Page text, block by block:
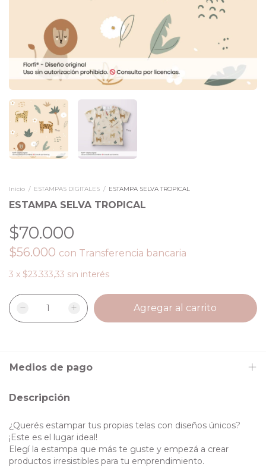
Inicio / ESTAMPAS DIGITALES / ESTAMPA SELVA TROPICAL
ESTAMPA SELVA TROPICAL
$70.000
$56.000 con Transferencia bancaria
3 x $23.333,33 sin interés
Medios de pago
Descripción
¿Querés estampar tus propias telas con diseños únicos?
¡Este es el lugar ideal!
Elegí la estampa que más te guste y empezá a crear
productos irresistibles para tu emprendimiento.